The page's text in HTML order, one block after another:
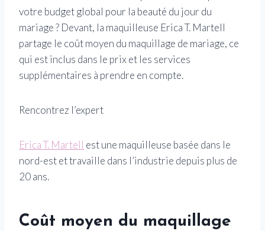
votre budget global pour la beauté du jour du
mariage ? Devant, la maquilleuse Erica T. Martell
partage le coût moyen du maquillage de mariage, ce
qui est inclus dans le prix et les services
supplémentaires à prendre en compte.
Rencontrez l’expert
Erica T. Martell est une maquilleuse basée dans le
nord-est et travaille dans l’industrie depuis plus de
20 ans.
Coût moyen du maquillage